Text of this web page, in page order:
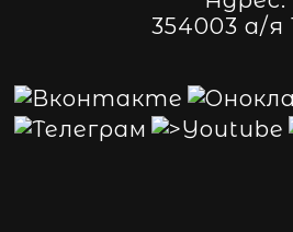
354003 а/я